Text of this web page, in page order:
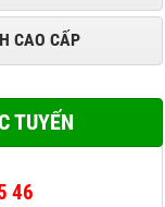
CAO CẤP
TUYẾN
46